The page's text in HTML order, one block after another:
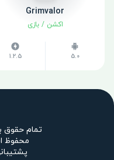
Grimvalor
اکشن /بازی
5.0
1.2.5
تمام حقوق
محفوظ